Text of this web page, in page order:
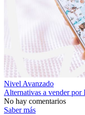
Nivel Avanzado
Alternativas a vender por
No hay comentarios
Saber más